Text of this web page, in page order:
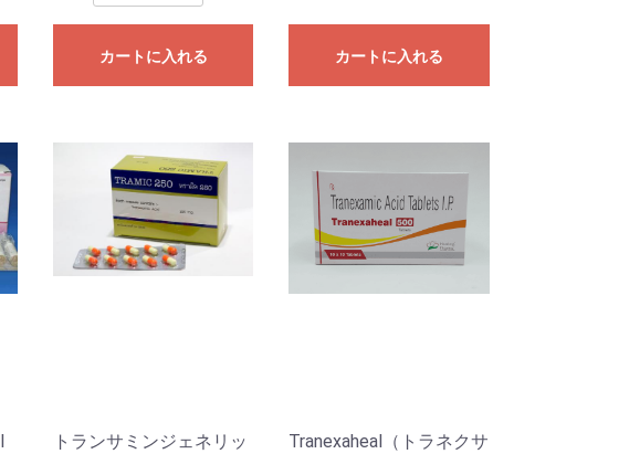
カートに入れる カートに入れる
トランサミンジェネリッ
Tranexaheal（トラネクサ